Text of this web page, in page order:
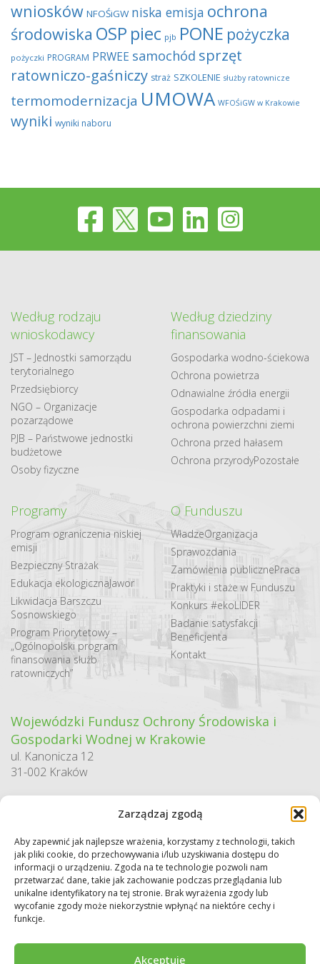
Zarządzaj zgodą
Aby zapewnić jak najlepsze wrażenia, korzystamy z technologii, takich
jak pliki cookie, do przechowywania i/lub uzyskiwania dostępu do
informacji o urządzeniu. Zgoda na te technologie pozwoli nam
przetwarzać dane, takie jak zachowanie podczas przeglądania lub
unikalne identyfikatory na tej stronie. Brak wyrażenia zgody lub
wycofanie zgody może niekorzystnie wpłynąć na niektóre cechy i
funkcje.
Akceptuję
wniosków NFOŚiGW niska emisja ochrona
środowiska OSP piec pjb PONE pożyczka
pożyczki PROGRAM PRWEE samochód sprzęt
ratowniczo-gaśniczy straż SZKOLENIE służby ratownicze
termomodernizacja UMOWA WFOŚiGW w Krakowie
wyniki wyniki naboru
Według rodzaju
wnioskodawcy
JST – Jednostki samorządu
terytorialnego
Przedsiębiorcy
NGO – Organizacje
pozarządowe
PJB – Państwowe jednostki
budżetowe
Osoby fizyczne
Według dziedziny
finansowania
Gospodarka​ wodno​-ściekowa
Ochrona powietrza
Odnawialne​ źródła​ energii
Gospodarka odpadami i
ochrona powierzchni ziemi
Ochrona przed hałasem
Ochrona przyrodyPozostałe
Programy
Program ograniczenia niskiej
emisji
Bezpieczny Strażak
Edukacja ekologicznaJawor
Likwidacja Barszczu
Sosnowskiego
Program Priorytetowy –
„Ogólnopolski program
finansowania służb
ratowniczych”
O Funduszu
WładzeOrganizacja
Sprawozdania
Zamówienia publicznePraca
Praktyki i staże w Funduszu
Konkurs #ekoLIDER
Badanie satysfakcji
Beneficjenta
Kontakt
Wojewódzki Fundusz Ochrony Środowiska i
Gospodarki Wodnej w Krakowie
ul. Kanonicza 12
31-002 Kraków
Sekretariat / Dziennik podawczy
tel.: 12 422 94 90
e-mail:biuro@wfos.krakow.pl